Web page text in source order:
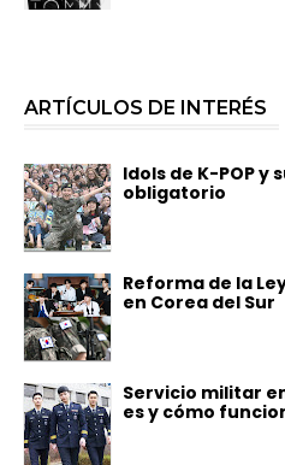
ARTÍCULOS DE INTERÉS
Idols de K-POP y
obligatorio
Reforma de la
en Corea del Sur
Servicio militar
es y cómo